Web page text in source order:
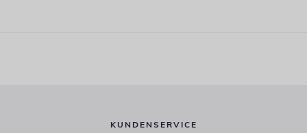
KUNDENSERVICE